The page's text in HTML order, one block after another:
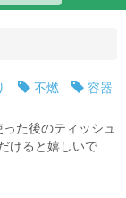
不燃
容器
た後のティッシュ
けると嬉しいで